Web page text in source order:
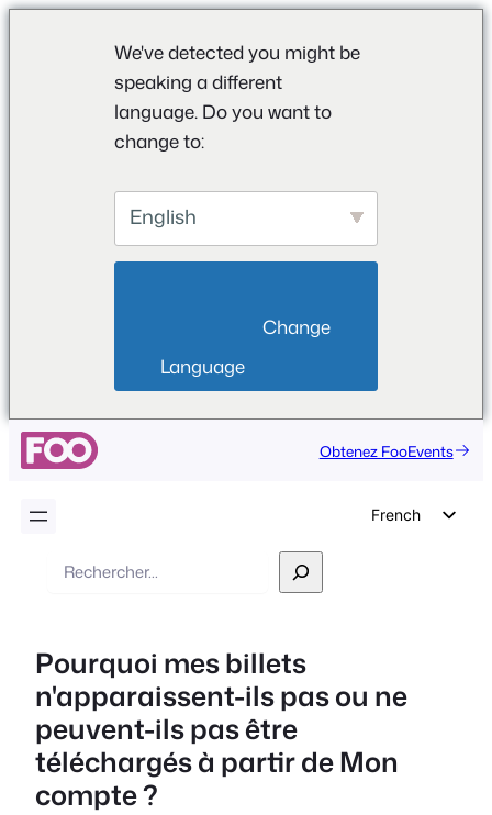
We've detected you might be
speaking a different
language. Do you want to
change to:
English
Language
Obtenez FooEvents
French
Italian
Polish
Recherche
Pourquoi mes billets
n'apparaissent-ils pas ou ne
peuvent-ils pas être
téléchargés à partir de Mon
compte ?